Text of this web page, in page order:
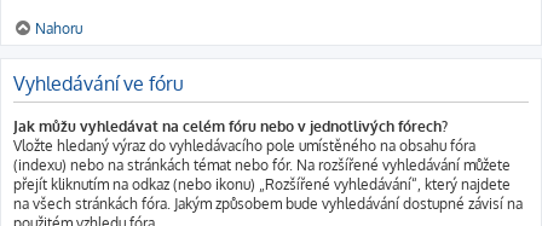
Nahoru
Vyhledávání ve fóru
Jak můžu vyhledávat na celém fóru nebo v jednotlivých fórech?
Vložte hledaný výraz do vyhledávacího pole umístěného na obsahu fóra
(indexu) nebo na stránkách témat nebo fór. Na rozšířené vyhledávání můžete
přejít kliknutím na odkaz (nebo ikonu) „Rozšířené vyhledávání“, který najdete
na všech stránkách fóra. Jakým způsobem bude vyhledávání dostupné závisí na